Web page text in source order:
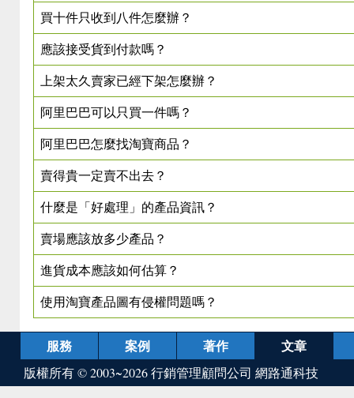
買十件只收到八件怎麼辦？
應該接受貨到付款嗎？
上架太久賣家已經下架怎麼辦？
阿里巴巴可以只買一件嗎？
阿里巴巴怎麼找淘寶商品？
賣得貴一定賣不出去？
什麼是「好處理」的產品資訊？
賣場應該放多少產品？
進貨成本應該如何估算？
使用淘寶產品圖有侵權問題嗎？
服務 案例 著作 文章
版權所有 © 2003~2026行銷管理顧問公司 網路通科技